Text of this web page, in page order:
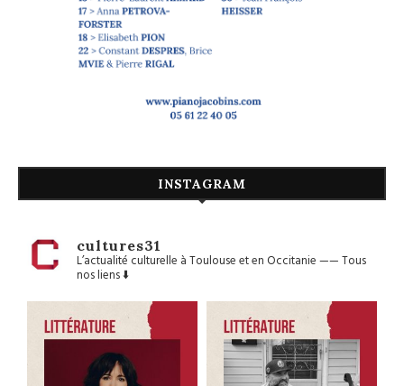
INSTAGRAM
cultures31
L’actualité culturelle à Toulouse et en Occitanie——Tous
nos liens ⬇️